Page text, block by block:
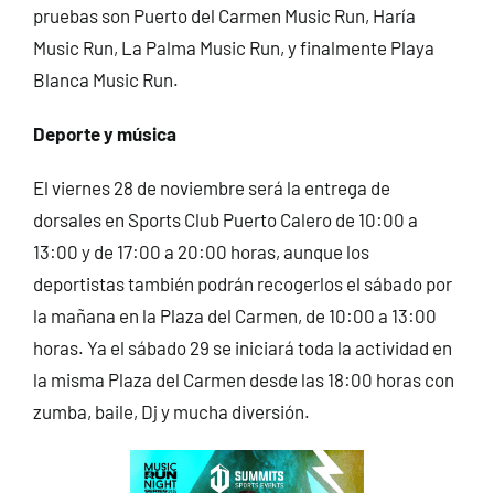
pruebas son Puerto del Carmen Music Run, Haría
Music Run, La Palma Music Run, y finalmente Playa
Blanca Music Run.
Deporte y música
El viernes 28 de noviembre será la entrega de
dorsales en Sports Club Puerto Calero de 10:00 a
13:00 y de 17:00 a 20:00 horas, aunque los
deportistas también podrán recogerlos el sábado por
la mañana en la Plaza del Carmen, de 10:00 a 13:00
horas. Ya el sábado 29 se iniciará toda la actividad en
la misma Plaza del Carmen desde las 18:00 horas con
zumba, baile, Dj y mucha diversión.